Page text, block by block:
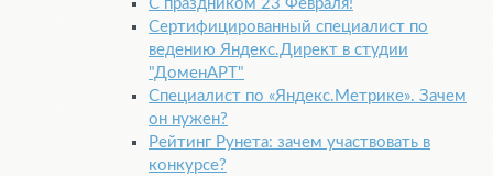
С праздником 23 Февраля!
Сертифицированный специалист по
ведению Яндекс.Директ в студии
"ДоменАРТ"
Специалист по «Яндекс.Метрике». Зачем
он нужен?
Рейтинг Рунета: зачем участвовать в
конкурсе?